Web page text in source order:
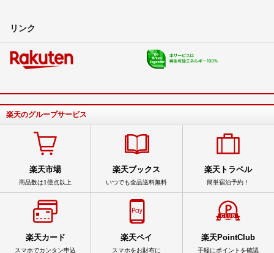
リンク
楽天のグループサービス
楽天市場
商品数は1億点以上
楽天ブックス
いつでも全品送料無料
楽天トラベル
簡単宿泊予約！
楽天カード
スマホでカンタン申込
楽天ペイ
スマホをお財布に
楽天PointClub
手軽にポイントを確認